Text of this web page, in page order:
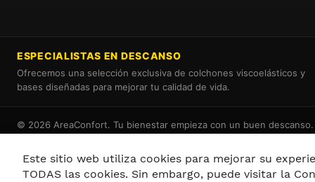
ESPECIALISTAS EN DESCANSO
Ofrecemos una selección exclusiva de colchones viscoelásticos y
bases diseñadas para mejorar tu calidad de vida.
© 2026 AreaConfort. Tu bienestar empieza con un buen descanso.
Este sitio web utiliza cookies para mejorar su
TODAS las cookies. Sin embargo, puede visitar la